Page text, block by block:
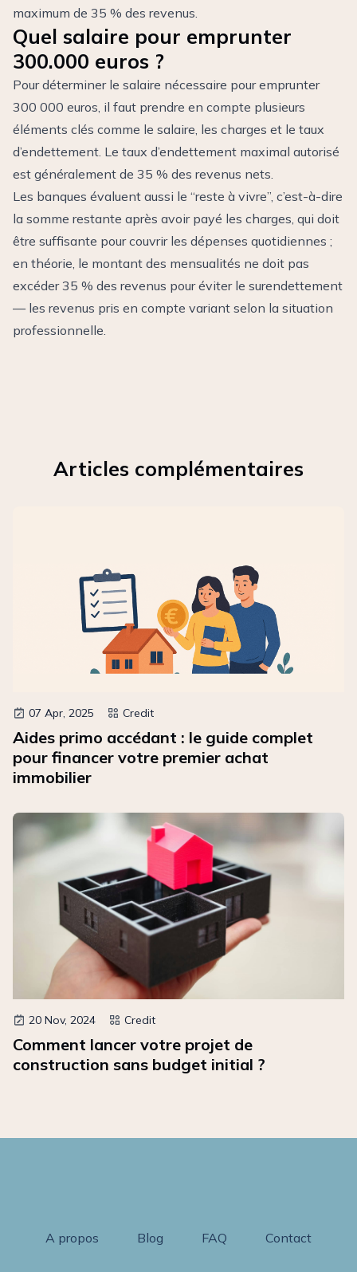
maximum de 35 % des revenus.
Quel salaire pour emprunter
300.000 euros ?
Pour déterminer le salaire nécessaire pour emprunter
300 000 euros, il faut prendre en compte plusieurs
éléments clés comme le salaire, les charges et le taux
d’endettement. Le taux d’endettement maximal autorisé
est généralement de 35 % des revenus nets.
Les banques évaluent aussi le “reste à vivre”, c’est-à-dire
la somme restante après avoir payé les charges, qui doit
être suffisante pour couvrir les dépenses quotidiennes ;
en théorie, le montant des mensualités ne doit pas
excéder 35 % des revenus pour éviter le surendettement
— les revenus pris en compte variant selon la situation
professionnelle.
Articles complémentaires
07 Apr, 2025 Credit
Aides primo accédant : le guide complet
pour financer votre premier achat
immobilier
20 Nov, 2024 Credit
Comment lancer votre projet de
construction sans budget initial ?
A propos Blog FAQ Contact